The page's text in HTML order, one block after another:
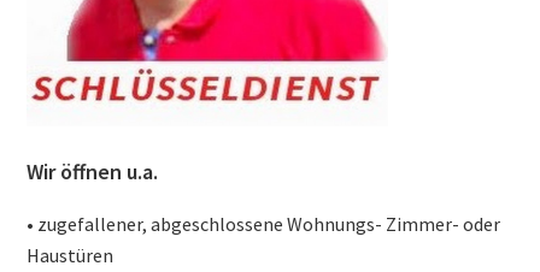
Wir öffnen u.a.
• zugefallener, abgeschlossene Wohnungs- Zimmer- oder
Haustüren